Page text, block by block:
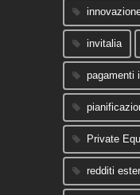
invitalia
pagamenti
Private
redditi